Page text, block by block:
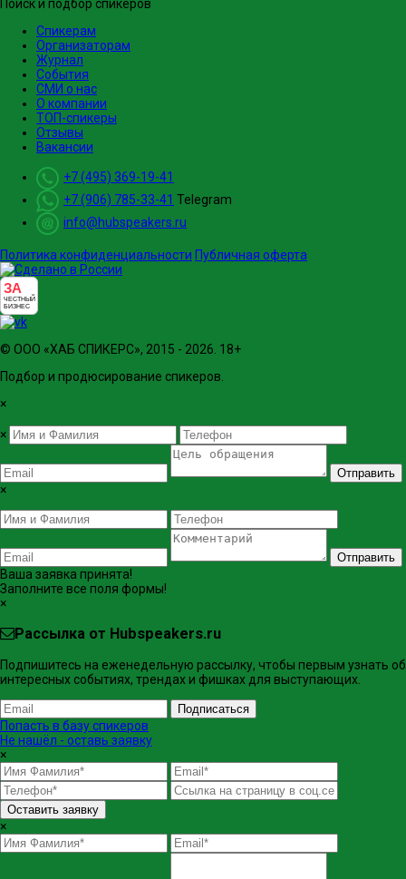
Поиск и подбор спикеров
Спикерам
Организаторам
Журнал
События
СМИ о нас
О компании
ТОП-спикеры
Отзывы
Вакансии
+7 (495) 369-19-41
+7 (906) 785-33-41 Telegram
info@hubspeakers.ru
Политика конфиденциальности Публичная оферта
ЗА
ЧЕСТНЫЙ
БИЗНЕС
© ООО «ХАБ СПИКЕРС», 2015 - 2026. 18+
Подбор и продюсирование спикеров.
×
×
Отправить
×
Отправить
Ваша заявка принята!
Заполните все поля формы!
×
Рассылка от Hubspeakers.ru
Подпишитесь на еженедельную рассылку, чтобы первым узнать об
интересных событиях, трендах и фишках ​для выступающих.
Подписаться
Попасть в базу спикеров
Не нашёл - оставь заявку
×
Оставить заявку
×